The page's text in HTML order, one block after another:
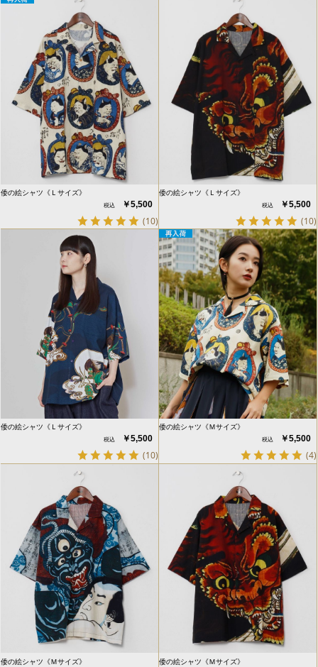
倭の絵シャツ《Ｌサイズ》
￥5,500
(10)
倭の絵シャツ《Ｌサイズ》
￥5,500
(10)
倭の絵シャツ《Ｌサイズ》
￥5,500
(10)
倭の絵シャツ《Ｍサイズ》
￥5,500
(4)
倭の絵シャツ《Ｍサイズ》 倭の絵シャツ《Ｍサイズ》